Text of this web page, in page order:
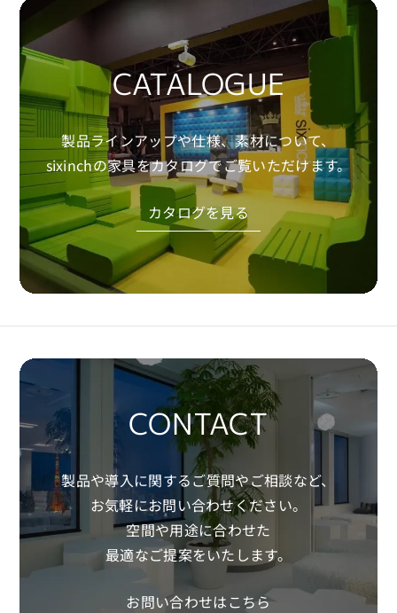
CATALOGUE
製品ラインアップや仕様、素材について、
sixinchの家具をカタログでご覧いただけます。
カタログを見る
CONTACT
製品や導入に関するご質問やご相談など、
お気軽にお問い合わせください。
空間や用途に合わせた
最適なご提案をいたします。
お問い合わせはこちら